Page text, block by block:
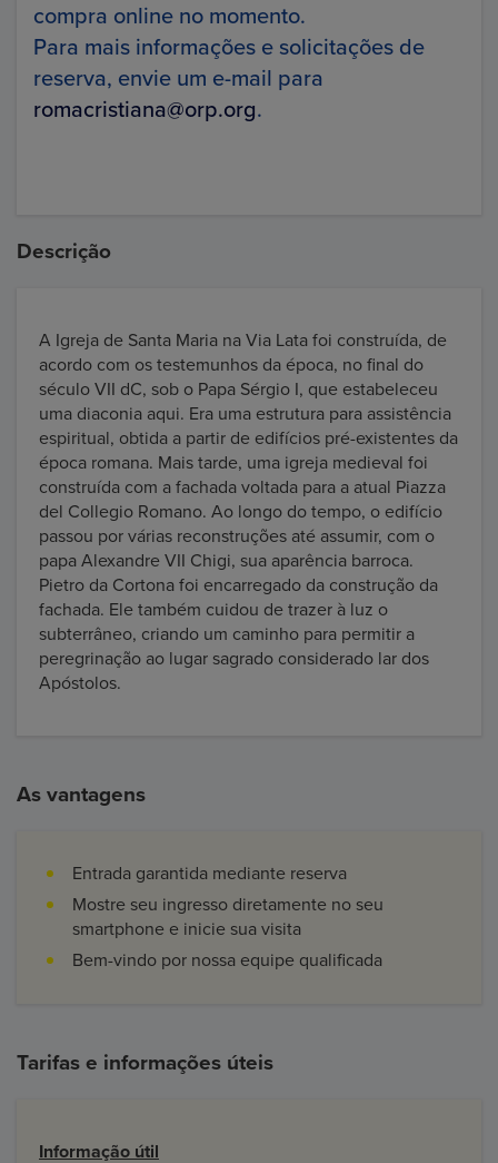
compra online no momento.
Para mais informações e solicitações de
reserva, envie um e-mail para
romacristiana@orp.org.
Descrição
A Igreja de Santa Maria na Via Lata foi construída, de
acordo com os testemunhos da época, no final do
século VII dC, sob o Papa Sérgio I, que estabeleceu
uma diaconia aqui. Era uma estrutura para assistência
espiritual, obtida a partir de edifícios pré-existentes da
época romana. Mais tarde, uma igreja medieval foi
construída com a fachada voltada para a atual Piazza
del Collegio Romano. Ao longo do tempo, o edifício
passou por várias reconstruções até assumir, com o
papa Alexandre VII Chigi, sua aparência barroca.
Pietro da Cortona foi encarregado da construção da
fachada. Ele também cuidou de trazer à luz o
subterrâneo, criando um caminho para permitir a
peregrinação ao lugar sagrado considerado lar dos
Apóstolos.
As vantagens
Entrada garantida mediante reserva
Mostre seu ingresso diretamente no seu
smartphone e inicie sua visita
Bem-vindo por nossa equipe qualificada
Tarifas e informações úteis
Informação útil